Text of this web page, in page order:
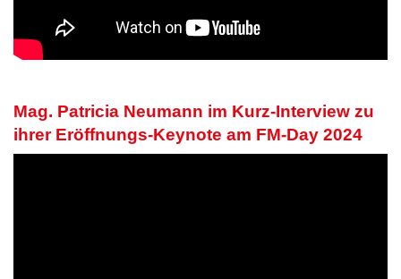
Mag. Patricia Neumann im Kurz-Interview zu
ihrer Eröffnungs-Keynote am FM-Day 2024